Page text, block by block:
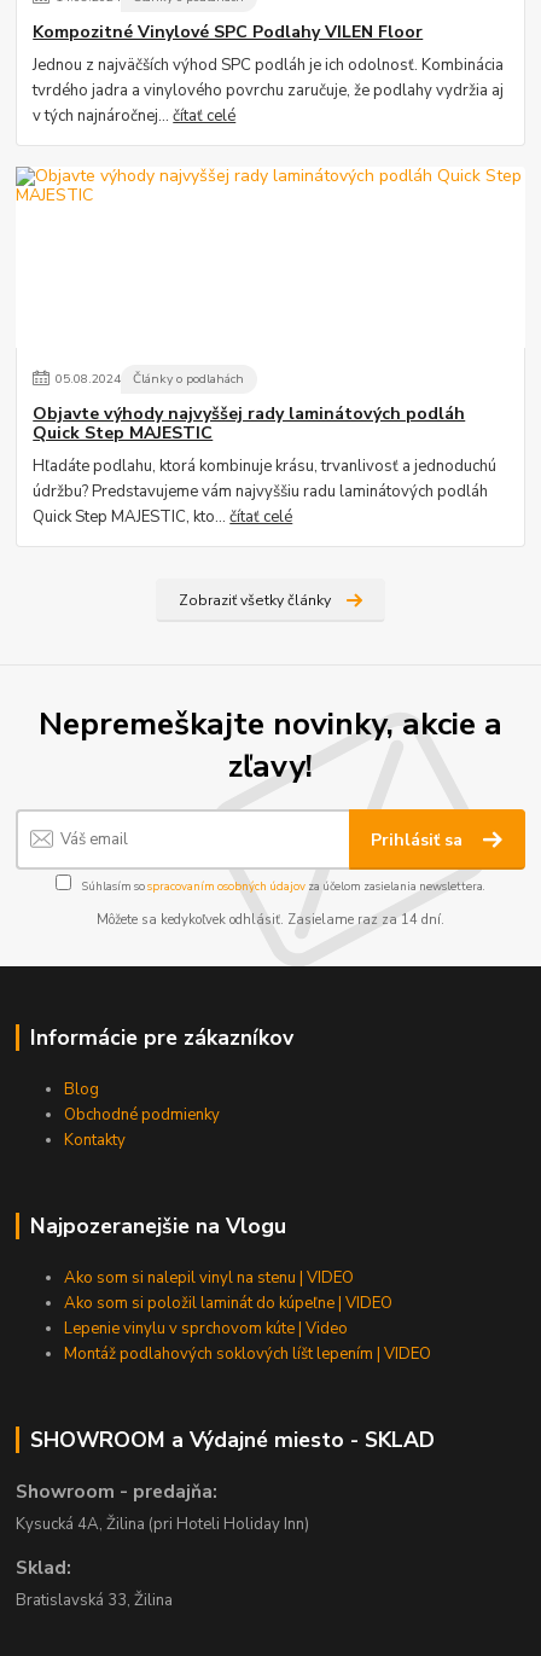
Kompozitné Vinylové SPC Podlahy VILEN Floor
Jednou z najväčších výhod SPC podláh je ich odolnosť. Kombinácia
tvrdého jadra a vinylového povrchu zaručuje, že podlahy vydržia aj
v tých najnáročnej...čítať celé
05.08.2024 Články o podlahách
Objavte výhody najvyššej rady laminátových podláh
Quick Step MAJESTIC
Hľadáte podlahu, ktorá kombinuje krásu, trvanlivosť a jednoduchú
údržbu? Predstavujeme vám najvyššiu radu laminátových podláh
Quick Step MAJESTIC, kto...čítať celé
Zobraziť všetky články
Nepremeškajte novinky, akcie a
zľavy!
Prihlásiť sa
Súhlasím sospracovaním osobných údajov za účelom zasielania newslettera.
Môžete sa kedykoľvek odhlásiť. Zasielame raz za 14 dní.
Informácie pre zákazníkov
Blog
Obchodné podmienky
Kontakty
Najpozeranejšie na Vlogu
Ako som si nalepil vinyl na stenu | VIDEO
Ako som si položil laminát do kúpeľne | VIDEO
Lepenie vinylu v sprchovom kúte | Video
Montáž podlahových soklových líšt lepením | VIDEO
SHOWROOM a Výdajné miesto - SKLAD
Showroom - predajňa:
Kysucká 4A, Žilina (pri Hoteli Holiday Inn)
Sklad:
Bratislavská 33, Žilina